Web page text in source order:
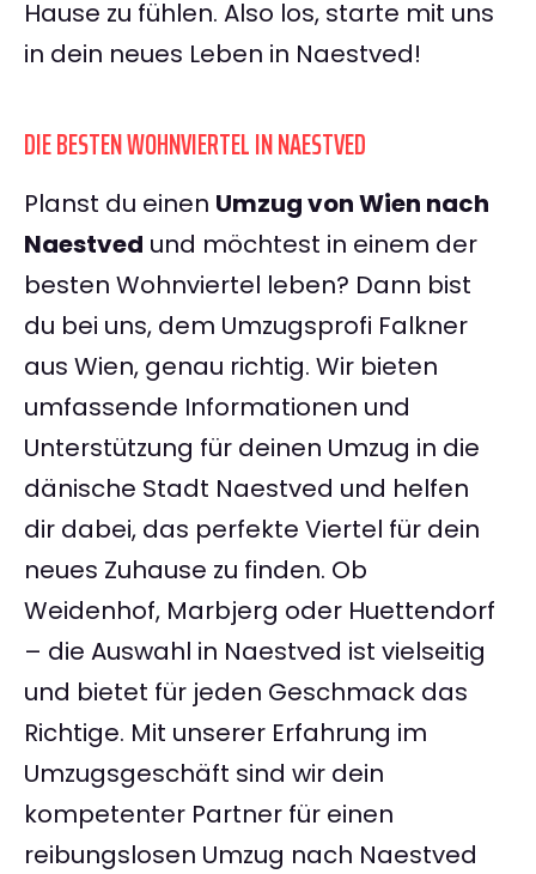
Hause zu fühlen. Also los, starte mit uns
in dein neues Leben in Naestved!
DIE BESTEN WOHNVIERTEL IN NAESTVED
Planst du einen Umzug von Wien nach
Naestved und möchtest in einem der
besten Wohnviertel leben? Dann bist
du bei uns, dem Umzugsprofi Falkner
aus Wien, genau richtig. Wir bieten
umfassende Informationen und
Unterstützung für deinen Umzug in die
dänische Stadt Naestved und helfen
dir dabei, das perfekte Viertel für dein
neues Zuhause zu finden. Ob
Weidenhof, Marbjerg oder Huettendorf
– die Auswahl in Naestved ist vielseitig
und bietet für jeden Geschmack das
Richtige. Mit unserer Erfahrung im
Umzugsgeschäft sind wir dein
kompetenter Partner für einen
reibungslosen Umzug nach Naestved